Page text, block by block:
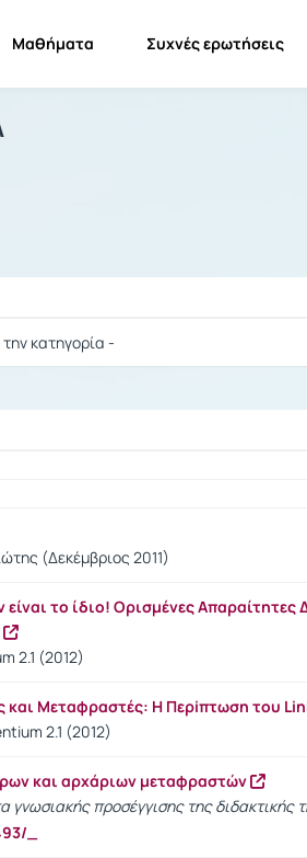
Μαθήματα Συχνές ερωτήσεις
ΝΕΑ
κατηγορία -
(Δεκέμβριος 2011)
το ίδιο! Ορισμένες Απαραίτητες
2.1 (2012)
και Μεταφραστές: Η Περiπτωση του
2.1 (2012)
και αρχάριων μεταφραστών
γνωσιακής προσέγγισης της διδακτικής
_